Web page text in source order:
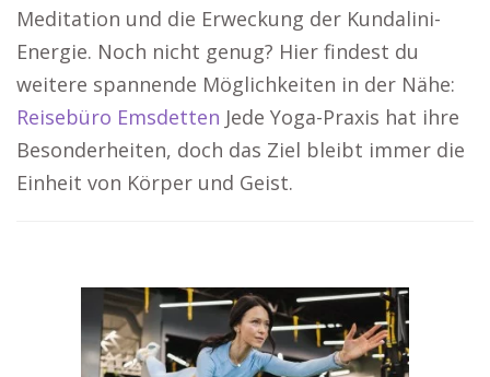
Meditation und die Erweckung der Kundalini-
Energie. Noch nicht genug? Hier findest du
weitere spannende Möglichkeiten in der Nähe:
Reisebüro Emsdetten Jede Yoga-Praxis hat ihre
Besonderheiten, doch das Ziel bleibt immer die
Einheit von Körper und Geist.